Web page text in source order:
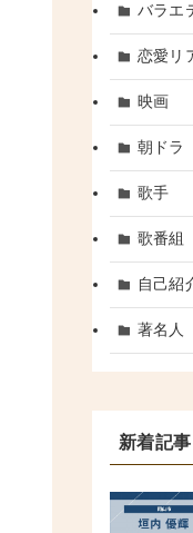
バラエ
恋愛リ
映画
朝ドラ
歌手
歌番組
自己紹
著名人
新着記事